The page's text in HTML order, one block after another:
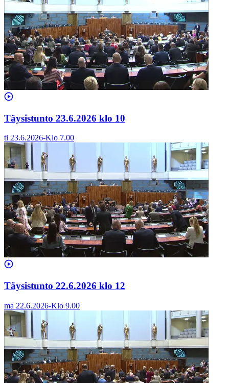
Täysistunto 23.6.2026 klo 10
ti 23.6.2026-Klo 7.00
Täysistunto 22.6.2026 klo 12
ma 22.6.2026-Klo 9.00